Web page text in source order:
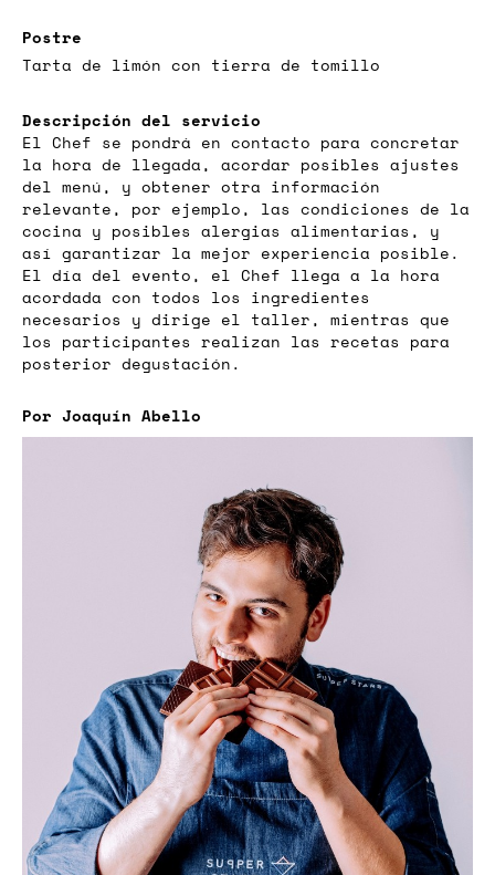
Postre
Tarta de limón con tierra de tomillo
Descripción del servicio
El Chef se pondrá en contacto para concretar
la hora de llegada, acordar posibles ajustes
del menú, y obtener otra información
relevante, por ejemplo, las condiciones de la
cocina y posibles alergias alimentarias, y
así garantizar la mejor experiencia posible.
El día del evento, el Chef llega a la hora
acordada con todos los ingredientes
necesarios y dirige el taller, mientras que
los participantes realizan las recetas para
posterior degustación.
Por Joaquín Abello